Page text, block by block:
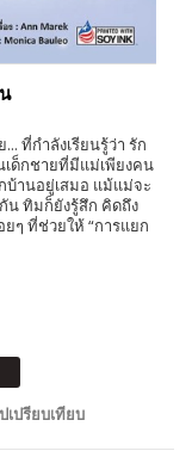
ที่กำลังเรียนรู้ว่า รัก
เด็กชายที่มีแม่เพียงคน
บ้านอยู่เสมอ แม้แม่จะ
น ทิมก็ยังรู้สึก คิดถึง
ๆ ที่ช่วยให้ “การแยก
เปรียบเทียบ